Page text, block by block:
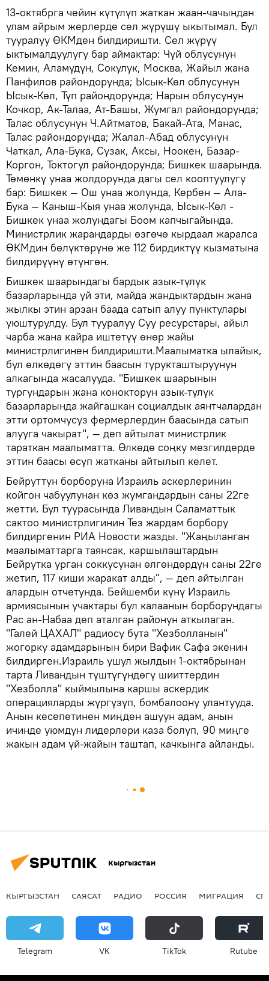
13-октябрга чейин күтүлүп жаткан жаан-чачындан
улам айрым жерлерде сел жүрүшү ыкытымал. Бул
тууралуу ӨКМден билдиришти. Сел жүрүү
ыктымалдуулугу бар аймактар: Чүй облусунун
Кемин, Аламүдүн, Сокулук, Москва, Жайыл жана
Панфилов райондорунда; Ысык-Көл облусунун
Ысык-Көл, Түп райондорунда; Нарын облусунун
Кочкор, Ак-Талаа, Ат-Башы, Жумгал райондорунда;
Талас облусунун Ч.Айтматов, Бакай-Ата, Манас,
Талас райондорунда; Жалал-Абад облусунун
Чаткал, Ала-Бука, Сузак, Аксы, Ноокен, Базар-
Коргон, Токтогул райондорунда; Бишкек шаарында.
Төмөнкү унаа жолдорунда дагы сел кооптуулугу
бар: Бишкек — Ош унаа жолунда, Кербен — Ала-
Бука — Каныш-Кыя унаа жолунда, Ысык-Көл -
Бишкек унаа жолундагы Боом капчыгайында.
Министрлик жарандарды өзгөчө кырдаал жаралса
ӨКМдин бөлүктөрүнө же 112 бирдиктүү кызматына
билдирүүнү өтүнгөн.
Бишкек шаарындагы бардык азык-түлүк
базарларында уй эти, майда жандыктардын жана
жылкы этин арзан баада сатып алуу пунктулары
уюштурулду. Бул тууралуу Суу ресурстары, айыл
чарба жана кайра иштетүү өнөр жайы
министрлигинен билдиришти.Маалыматка ылайык,
бул өлкөдөгү эттин баасын турукташтыруунун
алкагында жасалууда. "Бишкек шаарынын
тургундарын жана конокторун азык-түлүк
базарларында жайгашкан социалдык аянтчалардан
этти ортомчусуз фермерлердин баасында сатып
алууга чакырат", — деп айтылат министрлик
тараткан маалыматта. Өлкөдө соңку мезгилдерде
эттин баасы өсүп жатканы айтылып келет.
Бейруттун борборуна Израиль аскерлеринин
койгон чабуулунан көз жумгандардын саны 22ге
жетти. Бул туурасында Ливандын Саламаттык
сактоо министрлигинин Тез жардам борбору
билдиргенин РИА Новости жазды. "Жаңыланган
маалыматтарга таянсак, каршылаштардын
Бейрутка урган соккусунан өлгөндөрдүн саны 22ге
жетип, 117 киши жаракат алды", — деп айтылган
алардын отчетунда. Бейшемби күнү Израиль
армиясынын учактары бул калаанын борборундагы
Рас ан-Набаа деп аталган районун аткылаган.
"Галей ЦАХАЛ" радиосу бута "Хезболланын"
жогорку адамдарынын бири Вафик Сафа экенин
билдирген.Израиль ушул жылдын 1-октябрынан
тарта Ливандын түштүгүндөгү шииттердин
"Хезболла" кыймылына каршы аскердик
операцияларды жүргүзүп, бомбалоону улантууда.
Анын кесепетинен миңден ашуун адам, анын
ичинде уюмдун лидерлери каза болуп, 90 миңге
жакын адам үй-жайын таштап, качкынга айланды.
Кыргызстан
КЫРГЫЗСТАН САЯСАТ РАДИО РОССИЯ МИГРАЦИЯ
Telegram VK ТikТоk Rutube